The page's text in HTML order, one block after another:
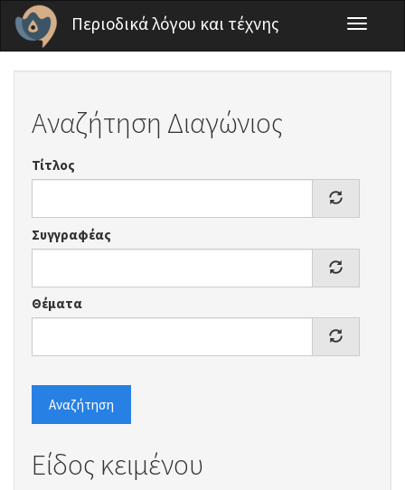
Παράκαμψη προς το κυρίως περιεχόμενο
Περιοδικά λόγου και τέχνης
Toggle
Αναζήτηση Διαγώνιος
Τίτλος
Συγγραφέας
Θέματα
Αναζήτηση
Είδος κειμένου